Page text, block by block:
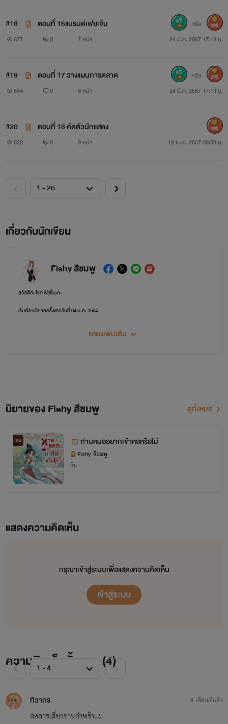
#18 ตอนที่ 16แบรนด์เฟยเจิน
677 0 7 หน้า 24 มี.ค. 2567 17:13 น.
หรือ 300
#19 ตอนที่ 17 วางแผนการตลาด
644 0 8 หน้า 24 มี.ค. 2567 17:13 น.
หรือ 300
#20 ตอนที่ 18 คัดตัวนักแสดง
520 0 9 หน้า 12 เม.ย. 2567 09:33 น.
300
เกี่ยวกับนักเขียน
Fishy สีชมพู
สวัสดีค่ะ ไรท์ ฟิชชี่นะคะ
เริ่มเขียนนิยายครั้งแรกวันที่ 04 ม.ค. 2564
ฟิชชี่หวังเป็นอย่างยิ่งว่านิยายของฟิชชี่จะทำให้คนอ่านสนุก คลายเหงาได้บ้าง
แสดงเพิ่มเติม
นิยายของ Fishy สีชมพู ดูทั้งหมด
จบ ท่านหมออยากเข้าหอหรือไม่
Fishy สีชมพู
จีน
แสดงความคิดเห็น
กรุณาเข้าสู่ระบบเพื่อแสดงความคิดเห็น
เข้าสู่ระบบ
ความคิดเห็นทั้งหมด (4)
ทิวากร
สงสารเสี่ยวซานกำพร้าแม่
8 เดือนที่แล้ว